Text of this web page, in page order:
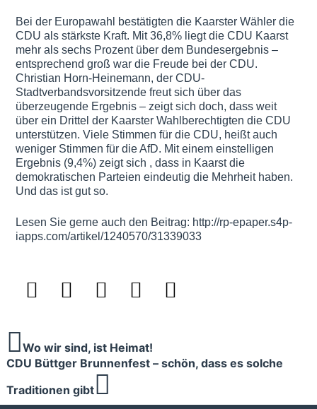
Bei der Europawahl bestätigten die Kaarster Wähler die
CDU als stärkste Kraft. Mit 36,8% liegt die CDU Kaarst
mehr als sechs Prozent über dem Bundesergebnis –
entsprechend groß war die Freude bei der CDU.
Christian Horn-Heinemann, der CDU-
Stadtverbandsvorsitzende freut sich über das
überzeugende Ergebnis – zeigt sich doch, dass weit
über ein Drittel der Kaarster Wahlberechtigten die CDU
unterstützen. Viele Stimmen für die CDU, heißt auch
weniger Stimmen für die AfD. Mit einem einstelligen
Ergebnis (9,4%) zeigt sich , dass in Kaarst die
demokratischen Parteien eindeutig die Mehrheit haben.
Und das ist gut so.
Lesen Sie gerne auch den Beitrag: http://rp-epaper.s4p-
iapps.com/artikel/1240570/31339033
Wo wir sind, ist Heimat!
CDU Büttger Brunnenfest – schön, dass es solche
Traditionen gibt